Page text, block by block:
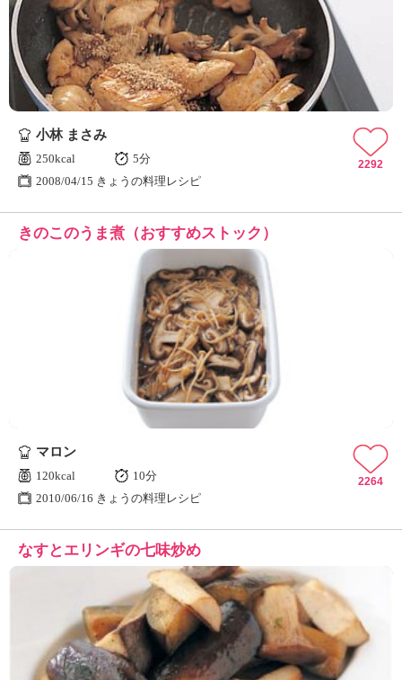
小林 まさみ
250kcal
5分
2008/04/15 きょうの料理レシピ
2292
きのこのうま煮（おすすめストック）
マロン
120kcal
10分
2010/06/16 きょうの料理レシピ
2264
なすとエリンギの七味炒め